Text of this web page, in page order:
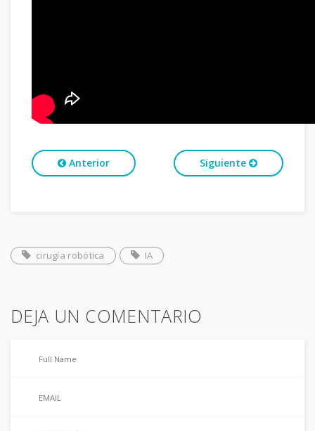
Anterior Siguiente
cirugía robótica IA
DEJA UN COMENTARIO